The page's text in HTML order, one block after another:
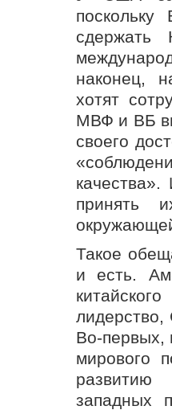
поскольку
сдержать
наконец,
хотят
МВФ и ВБ
своего
принять
Такое
и есть.
Во-первых,
мирового
развитию
западных